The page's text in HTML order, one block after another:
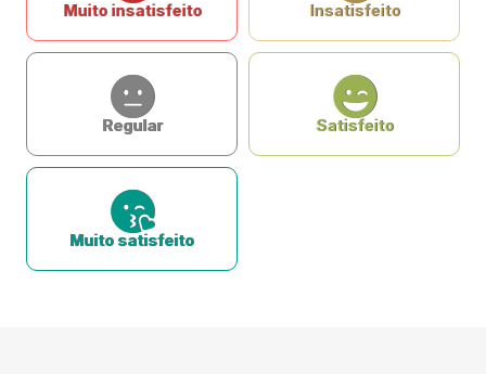
Muito insatisfeito Insatisfeito
Regular Satisfeito
Muito satisfeito